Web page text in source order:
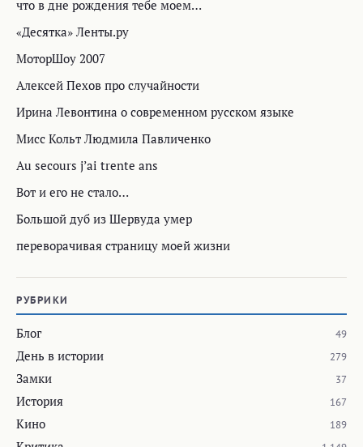
что в дне рождения тебе моем…
«Десятка» Ленты.ру
МоторШоу 2007
Алексей Пехов про случайности
Ирина Левонтина о современном русском языке
Мисс Кольт Людмила Павличенко
Au secours j’ai trente ans
Вот и его не стало…
Большой дуб из Шервуда умер
переворачивая страницу моей жизни
РУБРИКИ
Блог 49
День в истории 279
Замки 37
История 167
Кино 189